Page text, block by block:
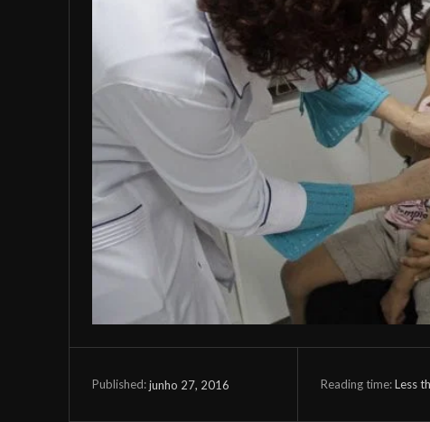
Published:junho 27, 2016 Reading time:Less